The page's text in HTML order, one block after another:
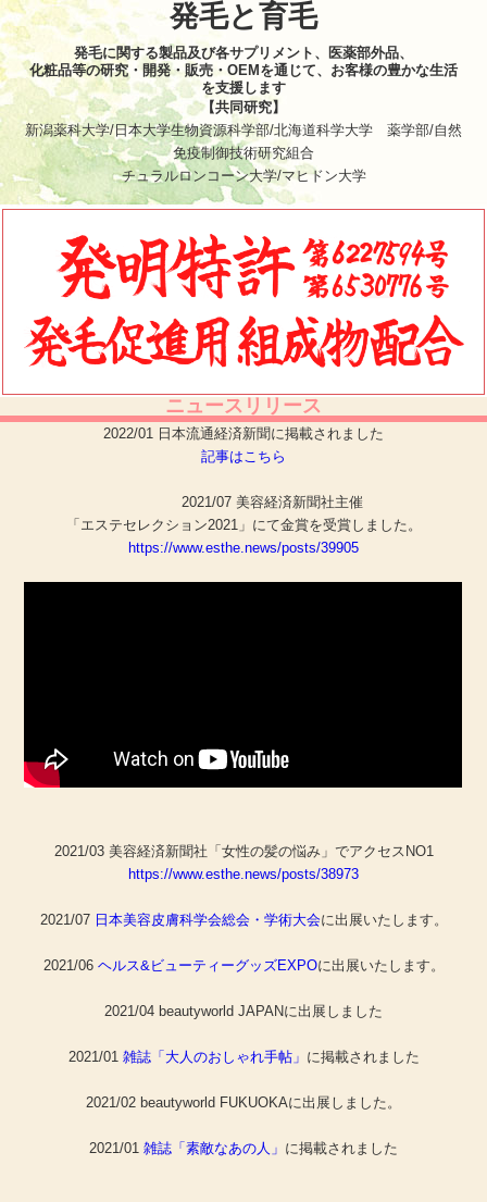
発毛と育毛
発毛に関する製品及び各サプリメント、医薬部外品、
化粧品等の研究・開発・販売・OEMを通じて、お客様の豊かな生活
を支援します
【共同研究】
新潟薬科大学/日本大学生物資源科学部/北海道科学大学 薬学部/自然
免疫制御技術研究組合
チュラルロンコーン大学/マヒドン大学
ニュースリリース
2022/01 日本流通経済新聞に掲載されました
記事はこちら
2021/07 美容経済新聞社主催
「エステセレクション2021」にて金賞を受賞しました。
https://www.esthe.news/posts/39905
2021/03 美容経済新聞社「女性の髪の悩み」でアクセスNO1
https://www.esthe.news/posts/38973
2021/07 日本美容皮膚科学会総会・学術大会に出展いたします。
2021/06 ヘルス&ビューティーグッズEXPOに出展いたします。
2021/04 beautyworld JAPANに出展しました
2021/01 雑誌「大人のおしゃれ手帖」 に掲載されました
2021/02 beautyworld FUKUOKAに出展しました。
2021/01 雑誌「素敵なあの人」 に掲載されました